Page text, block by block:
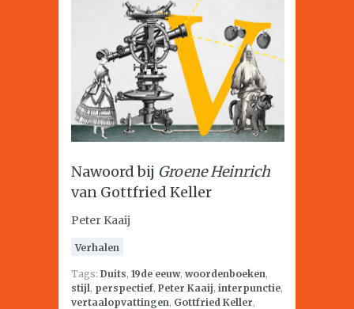
Nawoord bij Groene Heinrich
van Gottfried Keller
Peter Kaaij
Verhalen
Tags: Duits, 19de eeuw, woordenboeken,
stijl, perspectief, Peter Kaaij, interpunctie,
vertaalopvattingen, Gottfried Keller,